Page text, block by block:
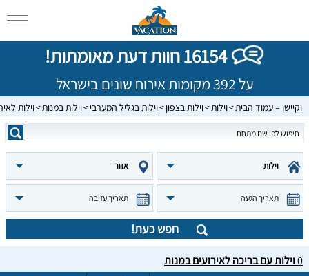
16154 חוות דעת מאומתות!
על 392 מקומות אירוח שונים בישראל
וקיישן – עמוד הבית וילות וילות בצפון וילות בגליל המערבי וילות במנות וילות
וילות אזור
תאריך הגעה תאריך עזיבה
חפש כעת!
0וילות עם בריכה לאירועים במנות